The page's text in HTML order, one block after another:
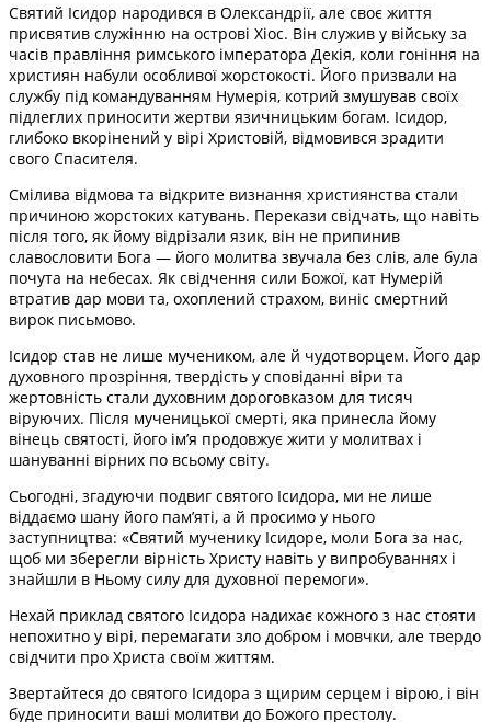
Святий Ісидор народився в Олександрії, але своє життя
присвятив служінню на острові Хіос. Він служив у війську за
часів правління римського імператора Декія, коли гоніння на
християн набули особливої жорстокості. Його призвали на
службу під командуванням Нумерія, котрий змушував своїх
підлеглих приносити жертви язичницьким богам. Ісидор,
глибоко вкорінений у вірі Христовій, відмовився зрадити
свого Спасителя.
Смілива відмова та відкрите визнання християнства стали
причиною жорстоких катувань. Перекази свідчать, що навіть
після того, як йому відрізали язик, він не припинив
славословити Бога — його молитва звучала без слів, але була
почута на небесах. Як свідчення сили Божої, кат Нумерій
втратив дар мови та, охоплений страхом, виніс смертний
вирок письмово.
Ісидор став не лише мучеником, але й чудотворцем. Його дар
духовного прозріння, твердість у сповіданні віри та
жертовність стали духовним дороговказом для тисяч
віруючих. Після мученицької смерті, яка принесла йому
вінець святості, його ім’я продовжує жити у молитвах і
шануванні вірних по всьому світу.
Сьогодні, згадуючи подвиг святого Ісидора, ми не лише
віддаємо шану його пам’яті, а й просимо у нього
заступництва: «Святий мученику Ісидоре, моли Бога за нас,
щоб ми зберегли вірність Христу навіть у випробуваннях і
знайшли в Ньому силу для духовної перемоги».
Нехай приклад святого Ісидора надихає кожного з нас стояти
непохитно у вірі, перемагати зло добром і мовчки, але твердо
свідчити про Христа своїм життям.
Звертайтеся до святого Ісидора з щирим серцем і вірою, і він
буде приносити ваші молитви до Божого престолу.